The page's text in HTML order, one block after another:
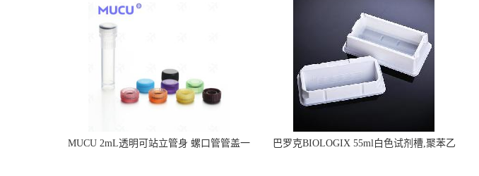
MUCU 2mL透明可站立管身 螺口管管盖一
巴罗克BIOLOGIX 55ml白色试剂槽,聚苯乙